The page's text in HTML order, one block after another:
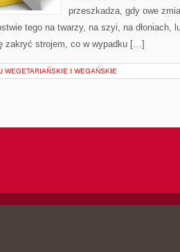
przeszkadza, gdy owe
tego na twarzy, na szyi, na dłoniach,
zakryć strojem, co w wypadku […]
WEGETARIAŃSKIE I WEGAŃSKIE